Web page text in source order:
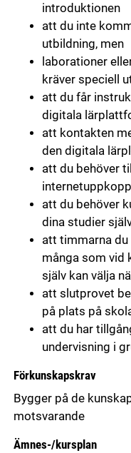
introduktionen
att du inte
utbildning, men
laborationer
kräver speciell
att du får
digitala
att kontakten
den digitala
att du behöver
att du behöver
dina studier
att timmarna
många som vid
själv kan välja
att slutprovet
på plats på
att du har
undervisning i
Förkunskapskrav
Bygger på de
motsvarande
Ämnes-/kursplan